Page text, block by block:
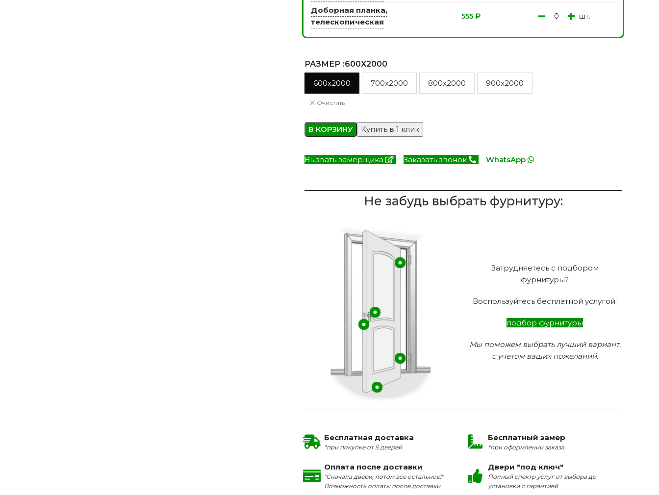
Доборная планка,
телескопическая
555 ₽ − + шт.
РАЗМЕР :600X2000
600x2000 700x2000 800x2000 900x2000
Очистить
В КОРЗИНУ Купить в 1 клик
Вызвать замерщика Заказать звонок WhatsApp
Не забудь выбрать фурнитуру:
Затрудняетесь с подбором
фурнитуры?
Воспользуйтесь бесплатной услугой:
подбор фурнитуры
Мы поможем выбрать лучший вариант,
с учетом ваших пожеланий.
Бесплатная доставка
*при покупке от 5 дверей
Оплата после доставки
"Сначала двери, потом все остальное!"
Возможность оплаты после доставки
Бесплатный замер
*при оформлении заказа
Двери "под ключ"
Полный спектр услуг от выбора до
установки с гарантией